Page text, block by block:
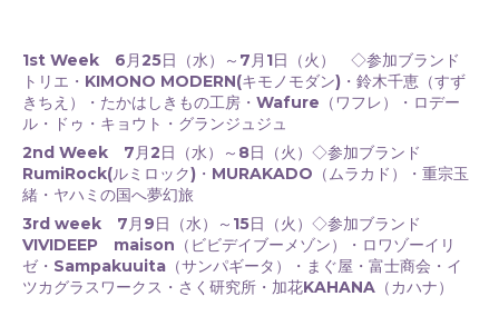
1st Week 6月25日（水）～7月1日（火） ◇参加ブランド
トリエ・KIMONO MODERN(キモノモダン)・鈴木千恵（すず
きちえ）・たかはしきもの工房・Wafure（ワフレ）・ロデー
ル・ドゥ・キョウト・グランジュジュ
2nd Week 7月2日（水）～8日（火）◇参加ブランド
RumiRock(ルミロック)・MURAKADO（ムラカド）・重宗玉
緒・ヤハミの国へ夢幻旅
3rd week 7月9日（水）～15日（火）◇参加ブランド
VIVIDEEP maison（ビビデイブーメゾン）・ロワゾーイリ
ゼ・Sampakuuita（サンパギータ）・まぐ屋・富士商会・イ
ツカグラスワークス・さく研究所・加花KAHANA（カハナ）